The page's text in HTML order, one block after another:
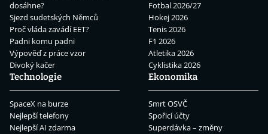
dosáhne?
Sjezd sudetských Němců
Proč vláda zavádí EET?
Padni komu padni
Výpověď z práce vzor
Divoký kačer
Fotbal 2026/27
Hokej 2026
Tenis 2026
F1 2026
Atletika 2026
Cyklistika 2026
Technologie
SpaceX na burze
Nejlepší telefony
Nejlepší AI zdarma
Ekonomika
Smrt OSVČ
Spořicí účty
Superdávka – změny